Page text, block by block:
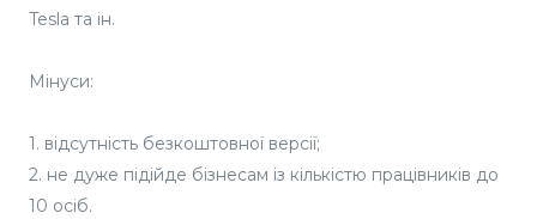
Tesla та ін.
Мінуси:
1. відсутність безкоштовної версії;
2. не дуже підійде бізнесам із кількістю працівників до
10 осіб.